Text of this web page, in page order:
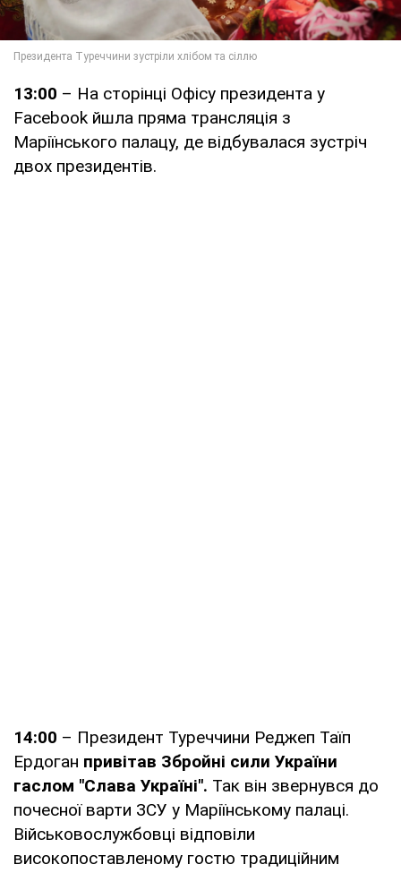
13:00 – На сторінці Офісу президента у
Facebook йшла пряма трансляція з
Маріїнського палацу, де відбувалася зустріч
двох президентів.
14:00 – Президент Туреччини Реджеп Таїп
Ердоган привітав Збройні сили України
гаслом "Слава Україні". Так він звернувся до
почесної варти ЗСУ у Маріїнському палаці.
Військовослужбовці відповіли
високопоставленому гостю традиційним